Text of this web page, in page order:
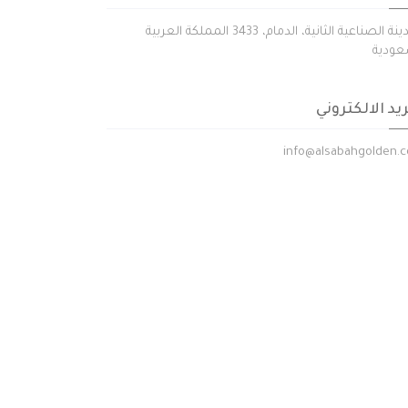
المدينة الصناعية الثانية، الدمام، 3433 المملكة العربية
الالكتروني